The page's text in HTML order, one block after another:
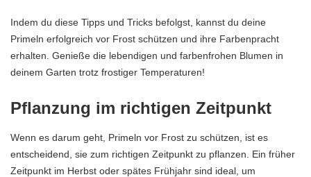
Indem du diese Tipps und Tricks befolgst, kannst du deine
Primeln erfolgreich vor Frost schützen und ihre Farbenpracht
erhalten. Genieße die lebendigen und farbenfrohen Blumen in
deinem Garten trotz frostiger Temperaturen!
Pflanzung im richtigen Zeitpunkt
Wenn es darum geht, Primeln vor Frost zu schützen, ist es
entscheidend, sie zum richtigen Zeitpunkt zu pflanzen. Ein früher
Zeitpunkt im Herbst oder spätes Frühjahr sind ideal, um